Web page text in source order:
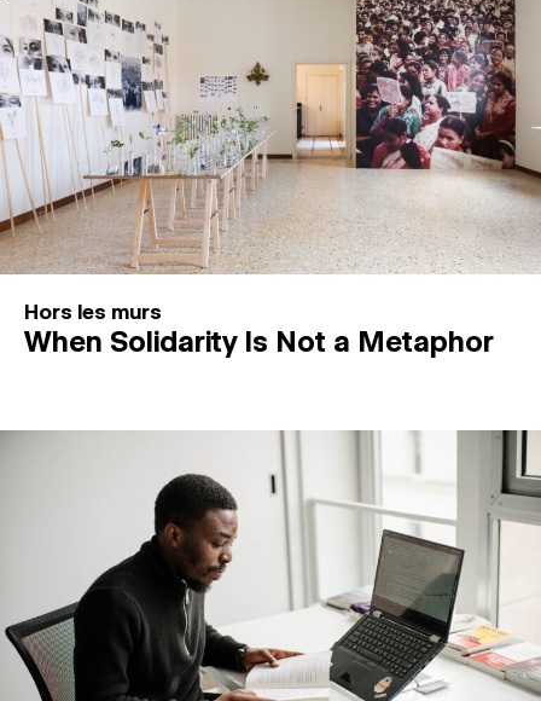
Hors les murs
When Solidarity Is Not a Metaphor